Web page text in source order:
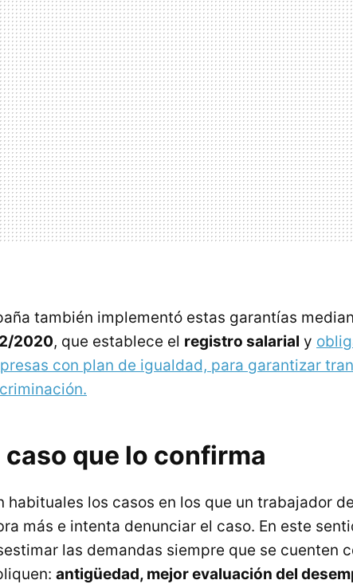
también implementó estas garantías
2020, que establece el registro salarial y
con plan de igualdad, para garantizar
caso que lo confirma
habituales los casos en los que un trabajador
más e intenta denunciar el caso. En este
las demandas siempre que se cuenten
antigüedad, mejor evaluación del